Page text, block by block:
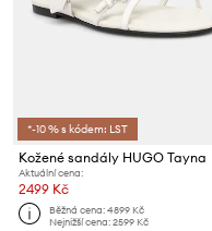
*-10 % s kódem: LST
Kožené sandály HUGO Tayna
Aktuální cena:
2499 Kč
Běžná cena:4899 Kč
Nejnižší cena:2599 Kč